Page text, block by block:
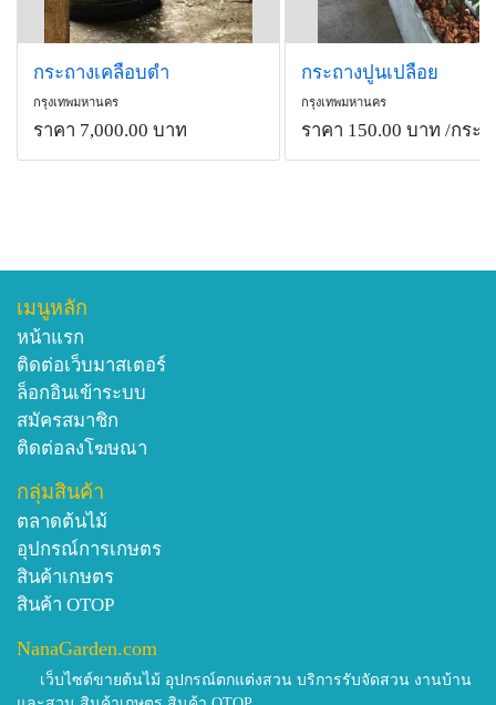
กระถางเคลือบดำ
กรุงเทพมหานคร
ราคา 7,000.00 บาท
กระถางปูนเปลือย
กรุงเทพมหานคร
ราคา 150.00 บาท /กระถ
เมนูหลัก
หน้าแรก
ติดต่อเว็บมาสเตอร์
ล็อกอินเข้าระบบ
สมัครสมาชิก
ติดต่อลงโฆษณา
กลุ่มสินค้า
ตลาดต้นไม้
อุปกรณ์การเกษตร
สินค้าเกษตร
สินค้า OTOP
NanaGarden.com
เว็บไซต์ขายต้นไม้ อุปกรณ์ตกแต่งสวน บริการรับจัดสวน งานบ้าน